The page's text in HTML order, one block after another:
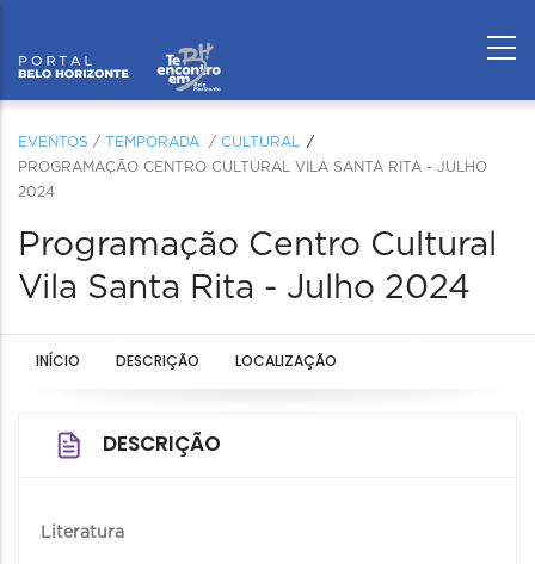
EVENTOS / TEMPORADA / CULTURAL
PROGRAMAÇÃO CENTRO CULTURAL VILA SANTA RITA - JULHO
2024
Programação Centro Cultural
Vila Santa Rita - Julho 2024
INÍCIO DESCRIÇÃO LOCALIZAÇÃO
DESCRIÇÃO
Literatura